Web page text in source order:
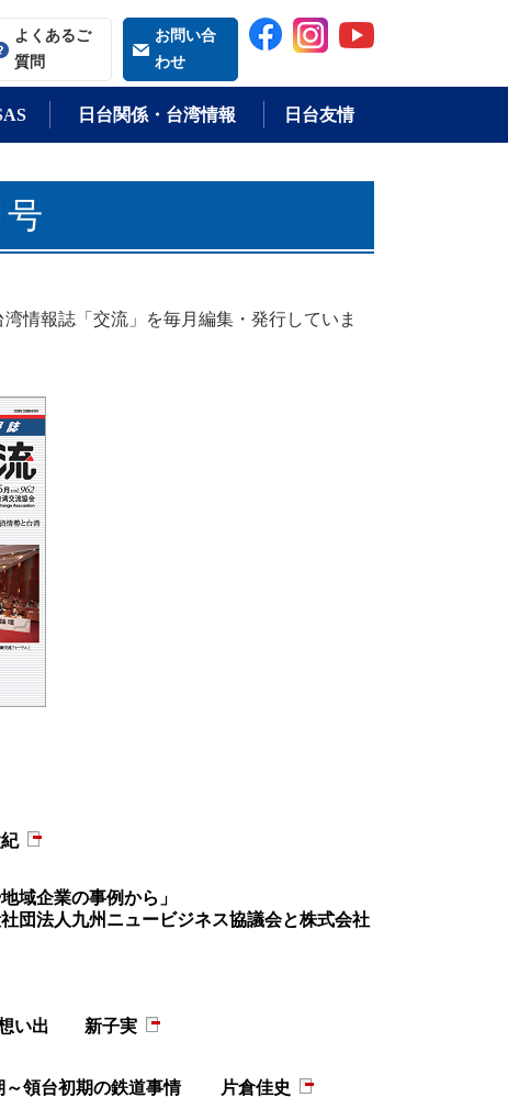
索される語
よくあるご
質問
お問い合
わせ
日台関係・台湾情報 日台友情
情報誌「交流」を毎月編集・発行していま
域企業の事例から」
法人九州ニュービジネス協議会と株式会社
想い出 新子実
～領台初期の鉄道事情 片倉佳史